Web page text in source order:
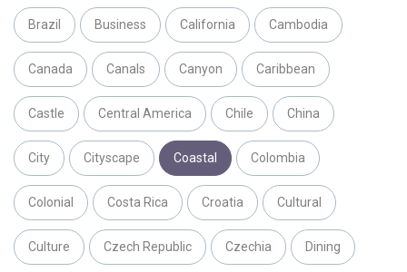
Brazil Business California Cambodia
Canada Canals Canyon Caribbean
Castle Central America Chile China
City Cityscape Coastal Colombia
Colonial Costa Rica Croatia Cultural
Culture Czech Republic Czechia Dining